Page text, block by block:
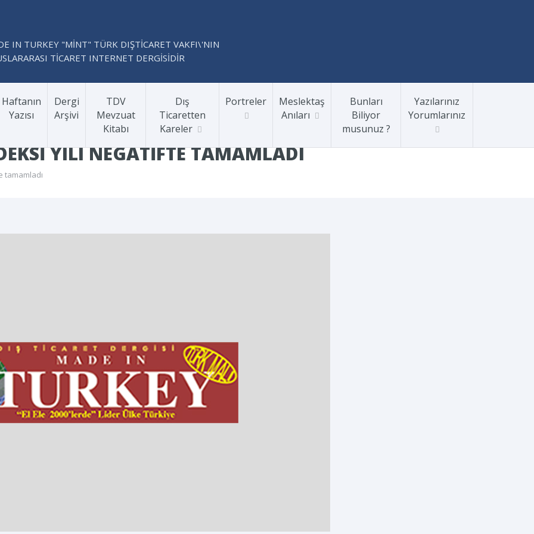
IN TURKEY "MİNT" TÜRK DIŞTİCARET VAKFI\'NIN
TİCARET INTERNET DERGİSİDİR
Haftanın
Yazısı
Dergi
Arşivi
TDV
Mevzuat
Kitabı
Dış
Ticaretten
Kareler
Portreler
Meslektaş
Anıları
Bunları
Biliyor
musunuz ?
Yazılarınız
Yorumlarınız
YILI NEGATIFTE TAMAMLADI
tamamladı